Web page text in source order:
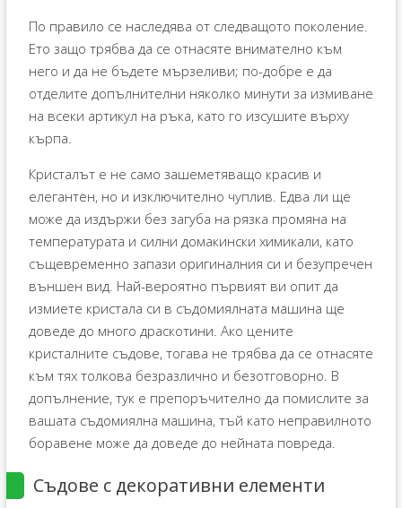
По правило се наследява от следващото поколение.
Ето защо трябва да се отнасяте внимателно към
него и да не бъдете мързеливи; по-добре е да
отделите допълнителни няколко минути за измиване
на всеки артикул на ръка, като го изсушите върху
кърпа.
Кристалът е не само зашеметяващо красив и
елегантен, но и изключително чуплив. Едва ли ще
може да издържи без загуба на рязка промяна на
температурата и силни домакински химикали, като
същевременно запази оригиналния си и безупречен
външен вид. Най-вероятно първият ви опит да
измиете кристала си в съдомиялната машина ще
доведе до много драскотини. Ако цените
кристалните съдове, тогава не трябва да се отнасяте
към тях толкова безразлично и безотговорно. В
допълнение, тук е препоръчително да помислите за
вашата съдомиялна машина, тъй като неправилното
боравене може да доведе до нейната повреда.
Съдове с декоративни елементи